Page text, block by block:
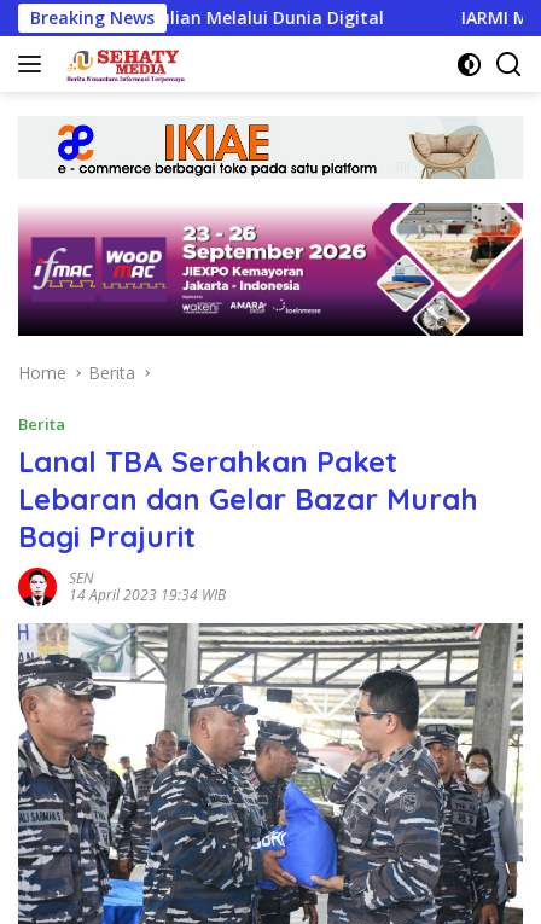
Skip
to
content
Breaking NewsMelalui Dunia Digital IARMI Menata
Home Berita
Berita
Lanal TBA Serahkan Paket
Lebaran dan Gelar Bazar Murah
Bagi Prajurit
SEN
14 April 2023 19:34 WIB